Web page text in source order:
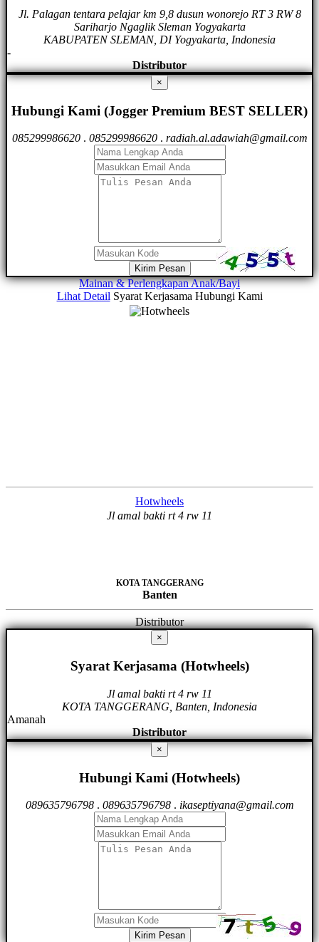
Jl. Palagan tentara pelajar km 9,8 dusun wonorejo RT 3 RW 8
Sariharjo Ngaglik Sleman Yogyakarta
KABUPATEN SLEMAN, DI Yogyakarta, Indonesia
-
Distributor
×
Hubungi Kami (Jogger Premium BEST SELLER)
085299986620. 085299986620. radiah.al.adawiah@gmail.com
Kirim Pesan
Mainan & Perlengkapan Anak/Bayi
Lihat Detail Syarat Kerjasama Hubungi Kami
Hotwheels
Jl amal bakti rt 4 rw 11
KOTA TANGGERANG
Banten
Distributor
×
Syarat Kerjasama (Hotwheels)
Jl amal bakti rt 4 rw 11
KOTA TANGGERANG, Banten, Indonesia
Amanah
Distributor
×
Hubungi Kami (Hotwheels)
089635796798. 089635796798. ikaseptiyana@gmail.com
Kirim Pesan